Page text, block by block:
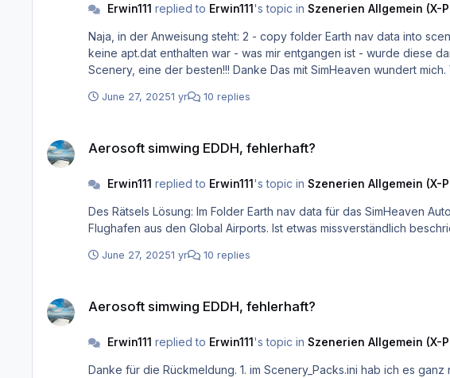
Erwin111 replied to Erwin111's topic in Szenerien Allgemein (X-
Naja, in der Anweisung steht: 2 - copy folder Earth nav data into scenery root folder 3 - confirm file overwrite Damit ist der gesamte Folder gemeint - könnte man meinen. Und da
keine apt.dat enthalten war - was mir entgangen ist - wurde diese dann mit dem Überschreiben weg
Scenery, eine der besten!!! Danke Das
June 27, 20251 yr 10 replies
Aerosoft simwing EDDH, fehlerhaft?
Erwin111 replied to Erwin111's topic in Szenerien Allgemein (X-
Des Rätsels Lösung: Im Folder Earth nav data für das SimHeaven Autogen sind keine apt.dat enthalten. Da ich den ganzen Folder verschoben hatte war eigentlich der gesamte
June 27, 20251 yr 10 replies
Aerosoft simwing EDDH, fehlerhaft?
Erwin111 replied to Erwin111's topic in Szenerien Allgemein (X-
Danke für die Rückmeldung. 1. im Scenery_Packs.ini hab ich es ganz nach oben geschoben. Das Installationsprogramm hatte es ganz unten, unterhalb der Global Airports